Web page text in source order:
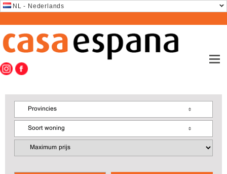
NL - Nederlands
Provincies
Soort woning